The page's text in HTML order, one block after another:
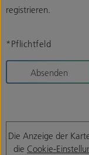
registrieren.
*Pflichtfeld
Absenden
Die Anzeige der
die Cookie-